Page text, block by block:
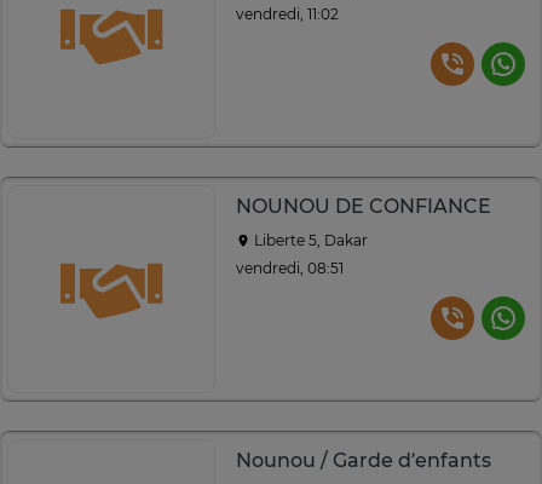
vendredi, 11:02
NOUNOU DE CONFIANCE
Liberte 5, Dakar
vendredi, 08:51
Nounou / Garde d’enfants